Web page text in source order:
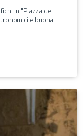
in "Piazza del
e buona